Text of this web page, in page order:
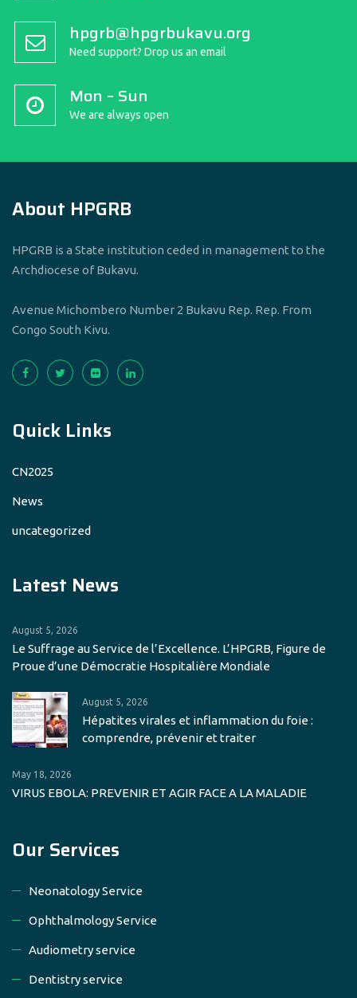
hpgrb@hpgrbukavu.org
Need support? Drop us an email
Mon – Sun
We are always open
About HPGRB
HPGRB is a State institution ceded in management to the
Archdiocese of Bukavu.
Avenue Michombero Number 2 Bukavu Rep. Rep. From
Congo South Kivu.
Quick Links
CN2025
News
uncategorized
Latest News
August 5, 2026
Le Suffrage au Service de l’Excellence. L’HPGRB, Figure de
Proue d’une Démocratie Hospitalière Mondiale
August 5, 2026
Hépatites virales et inflammation du foie :
comprendre, prévenir et traiter
May 18, 2026
VIRUS EBOLA: PREVENIR ET AGIR FACE A LA MALADIE
Our Services
Neonatology Service
Ophthalmology Service
Audiometry service
Dentistry service